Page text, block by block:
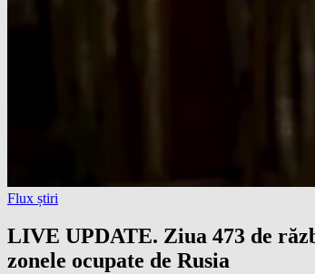
Flux știri
LIVE UPDATE. Ziua 473 de
zonele ocupate de Rusia